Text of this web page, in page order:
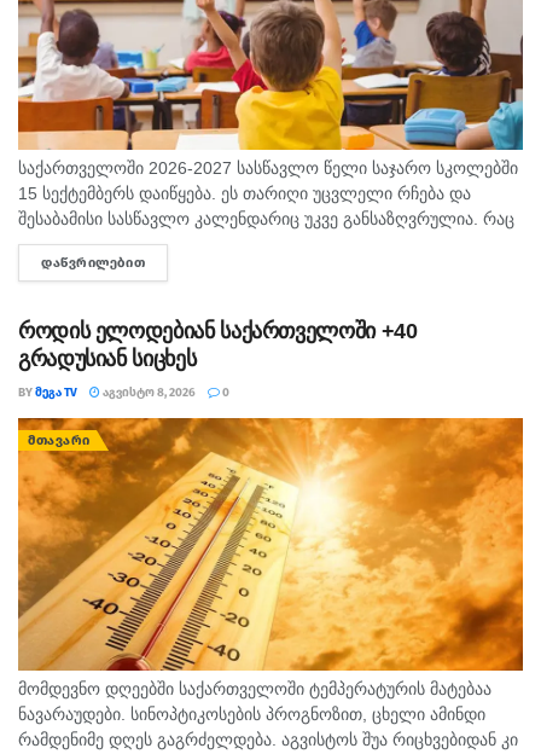
საქართველოში 2026-2027 სასწავლო წელი საჯარო სკოლებში
15 სექტემბერს დაიწყება. ეს თარიღი უცვლელი რჩება და
შესაბამისი სასწავლო კალენდარიც უკვე განსაზღვრულია. რაც
შეეხება საბავშვო ბაღებს, სასწავლო-სააღმზრდელო პროცესი
ასევე 15 სექტემბრიდან განახლდება. თბილისის...
ᲓᲐᲬᲕᲠᲘᲚᲔᲑᲘᲗ
როდის ელოდებიან საქართველოში +40
გრადუსიან სიცხეს
BYᲛᲔᲒᲐ TV ᲐᲒᲕᲘᲡᲢᲝ 8, 2026 0
ᲛᲗᲐᲕᲐᲠᲘ
მომდევნო დღეებში საქართველოში ტემპერატურის მატებაა
ნავარაუდები. სინოპტიკოსების პროგნოზით, ცხელი ამინდი
რამდენიმე დღეს გაგრძელდება. აგვისტოს შუა რიცხვებიდან კი